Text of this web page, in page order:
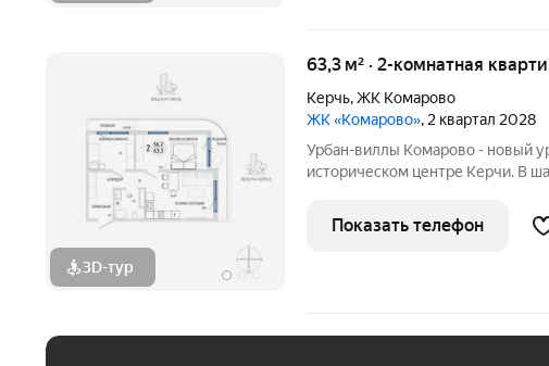
3D-тур
63,3 м² · 2-комнатная
Керчь,ЖК Комарово
ЖК «Комарово», 2 квартал 2028
Урбан-виллы Комарово - новый
историческом центре Керчи. В
благодаря обилию парковых
большой ландшафтный парк в
Показать телефон